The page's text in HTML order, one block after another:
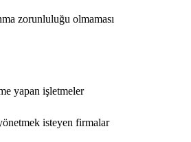
zorunluluğu olmaması
yapan işletmeler
isteyen firmalar